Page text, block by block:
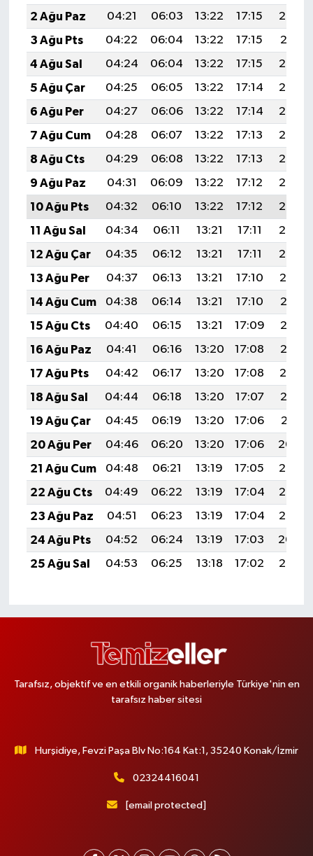
2 Ağu Paz
04:21 06:03 13:22 17:15
20:32
3 Ağu Pts
04:22 06:04 13:22 17:15
20:31
4 Ağu Sal
04:24 06:04 13:22 17:15
20:30
5 Ağu Çar
04:25 06:05 13:22 17:14
20:29
6 Ağu Per
04:27 06:06 13:22 17:14
20:28
7 Ağu Cum
04:28 06:07 13:22 17:13
20:27
8 Ağu Cts
04:29 06:08 13:22 17:13
20:25
9 Ağu Paz
04:31 06:09 13:22 17:12
20:24
10 Ağu Pts
04:32 06:10 13:22 17:12
20:23
11 Ağu Sal
04:34 06:11 13:21 17:11
20:22
12 Ağu Çar
04:35 06:12 13:21 17:11
20:20
13 Ağu Per
04:37 06:13 13:21 17:10
20:19
14 Ağu Cum
04:38 06:14 13:21 17:10
20:18
15 Ağu Cts
04:40 06:15 13:21 17:09
20:16
16 Ağu Paz
04:41 06:16 13:20 17:08
20:15
17 Ağu Pts
04:42 06:17 13:20 17:08
20:14
18 Ağu Sal
04:44 06:18 13:20 17:07
20:12
19 Ağu Çar
04:45 06:19 13:20 17:06
20:11
20 Ağu Per
04:46 06:20 13:20 17:06
20:09
21 Ağu Cum
04:48 06:21 13:19 17:05
20:08
22 Ağu Cts
04:49 06:22 13:19 17:04
20:07
23 Ağu Paz
04:51 06:23 13:19 17:04
20:05
24 Ağu Pts
04:52 06:24 13:19 17:03
20:04
25 Ağu Sal
04:53 06:25 13:18 17:02 20:02
Tarafsız, objektif ve en etkili organik haberleriyle Türkiye'nin en
tarafsız haber sitesi
Hurşidiye, Fevzi Paşa Blv No:164 Kat:1, 35240 Konak/İzmir
02324416041
[email protected]